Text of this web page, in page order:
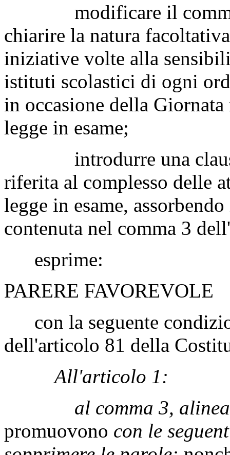
modificare il comma
chiarire la natura
iniziative volte alla
istituti scolastici di ogni
in occasione della
legge in esame;
introdurre una
riferita al complesso delle
legge in esame,
contenuta nel comma 3
esprime:
PARERE FAVOREVOLE
con la seguente
dell'articolo 81 della
All'articolo 1:
al comma 3,
promuovono con le